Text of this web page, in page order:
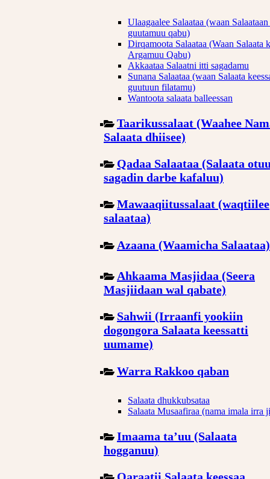
Ulaagaalee Salaataa (waan
guutamuu qabu)
Dirqamoota Salaataa (Waan Salaata
Argamuu Qabu)
Akkaataa Salaatni itti sagadamu
Sunana Salaataa (waan Salaata
guutuun filatamu)
Wantoota salaata balleessan
Taarikussalaat (Waahee
Salaata dhiisee)
Qadaa Salaataa (Salaata
sagadin darbe kafaluu)
Mawaaqiitussalaat (waqtiilee
salaataa)
Azaana (Waamicha Salaataa)
Ahkaama Masjidaa (Seera
Masjiidaan wal qabate)
Sahwii (Irraanfi yookiin
dogongora Salaata keessatti
uumame)
Warra Rakkoo qaban
Salaata dhukkubsataa
Salaata Musaafiraa (nama imala irra
Imaama ta’uu (Salaata
hogganuu)